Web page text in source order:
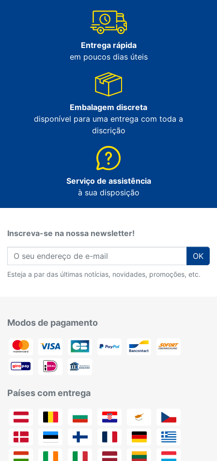
Entrega rápida
em poucos dias úteis
Embalagem discreta
disponível para uma entrega com toda a
discrição
Serviço de assistência
à sua disposição
Inscreva-se na nossa newsletter!
OK
Esteja a par das últimas notícias, novidades, promoções, etc.
Modos de pagamento
Países com entrega